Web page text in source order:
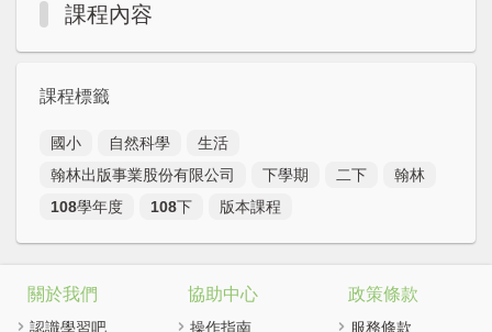
課程內容
課程標籤
國小 自然科學
生活
翰林出版事業股份有限公司
下學期 二下
翰林
108學年度
108下 版本課程
關於我們
認識學習吧
協助中心
操作指南
政策條款
服務條款